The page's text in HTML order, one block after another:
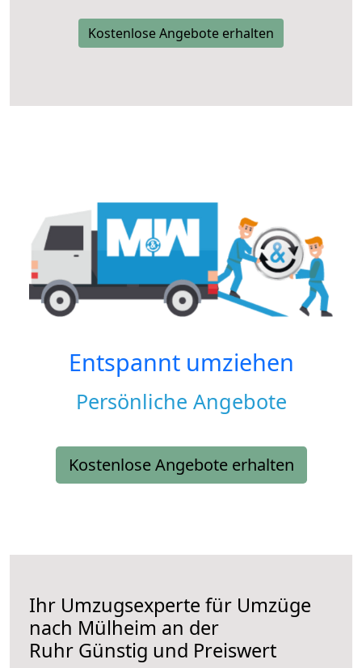
Kostenlose Angebote erhalten
Entspannt umziehen
Persönliche Angebote
Kostenlose Angebote erhalten
Ihr Umzugsexperte für Umzüge
nach Mülheim an der
Ruhr Günstig und Preiswert